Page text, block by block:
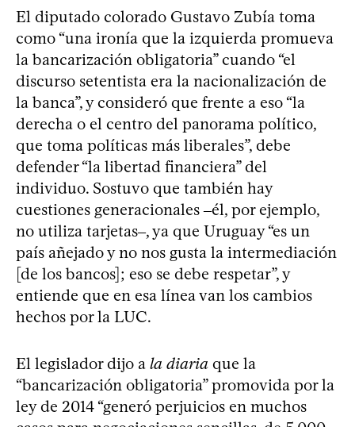
El diputado colorado Gustavo Zubía toma
como “una ironía que la izquierda promueva
la bancarización obligatoria” cuando “el
discurso setentista era la nacionalización de
la banca”, y consideró que frente a eso “la
derecha o el centro del panorama político,
que toma políticas más liberales”, debe
defender “la libertad financiera” del
individuo. Sostuvo que también hay
cuestiones generacionales ‒él, por ejemplo,
no utiliza tarjetas‒, ya que Uruguay “es un
país añejado y no nos gusta la intermediación
[de los bancos]; eso se debe respetar”, y
entiende que en esa línea van los cambios
hechos por la LUC.
El legislador dijo a la diaria que la
“bancarización obligatoria” promovida por la
ley de 2014 “generó perjuicios en muchos